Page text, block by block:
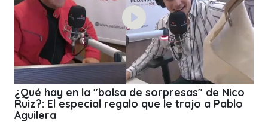
¿Qué hay en la "bolsa de sorpresas" de Nico
Ruiz?: El especial regalo que le trajo a Pablo
Aguilera